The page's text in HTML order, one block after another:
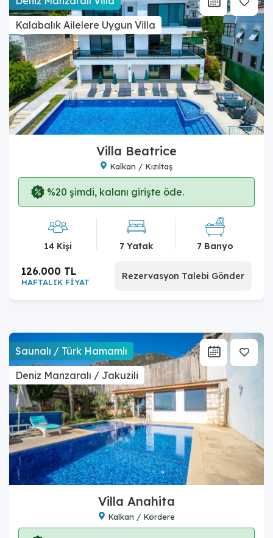
Kalabalık Ailelere Uygun Villa
Villa Beatrice
Kalkan / Kızıltaş
%20 şimdi, kalanı girişte öde.
14 Kişi 7 Yatak 7 Banyo
HAFTALIK FİYAT
126.000 TL Rezervasyon Talebi Gönder
Saunalı / Türk Hamamlı
Deniz Manzaralı / Jakuzili
Villa Anahita
Kalkan / Kördere